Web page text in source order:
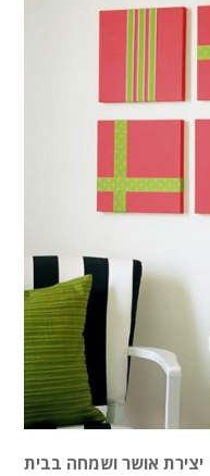
יצירת אושר ושמחה בבית